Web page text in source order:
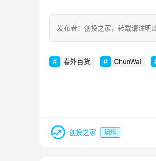
发布者：创投之家，转载请注明
春外百货 ChunWai
创投之家 编辑